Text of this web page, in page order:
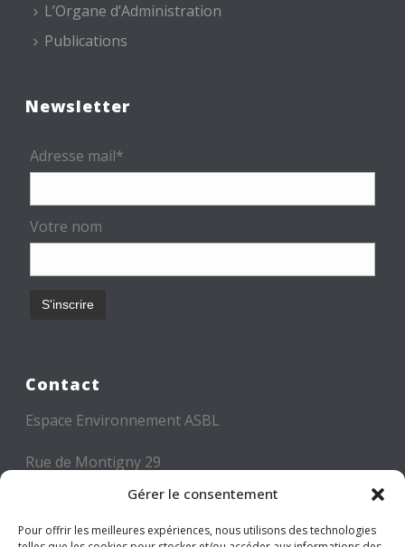
Gérer le consentement
Pour offrir les meilleures expériences, nous utilisons des technologies
L’Organe d’Administration
Publications
Newsletter
Adresse mail*
Votre nom
Contact
Espace Environnement ASBL
Rue de Montigny 29
6000 CHARLEROI
Tél: +32 71 300 300